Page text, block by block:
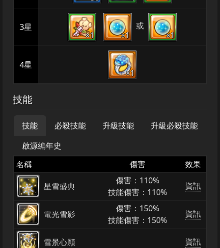
3星
×1 ×1
或
×1
4星
×1
技能
技能 必殺技能 升級技能
升級必殺技能
啟源編年史
名稱
傷害 效果
星雪盛典
傷害：110%
技能傷害：110%
資訊
電光雪影
傷害：150%
技能傷害：150%
資訊
雪景心願 資訊